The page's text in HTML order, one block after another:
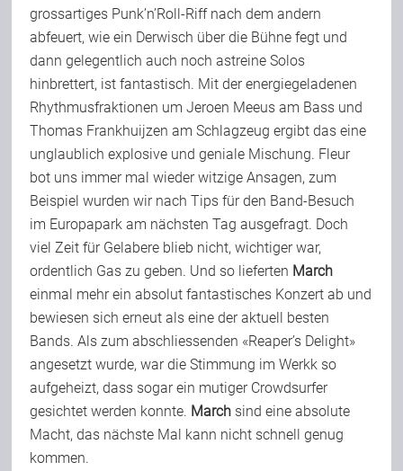
grossartiges Punk’n’Roll-Riff nach dem andern
abfeuert, wie ein Derwisch über die Bühne fegt und
dann gelegentlich auch noch astreine Solos
hinbrettert, ist fantastisch. Mit der energiegeladenen
Rhythmusfraktionen um Jeroen Meeus am Bass und
Thomas Frankhuijzen am Schlagzeug ergibt das eine
unglaublich explosive und geniale Mischung. Fleur
bot uns immer mal wieder witzige Ansagen, zum
Beispiel wurden wir nach Tips für den Band-Besuch
im Europapark am nächsten Tag ausgefragt. Doch
viel Zeit für Gelabere blieb nicht, wichtiger war,
ordentlich Gas zu geben. Und so lieferten March
einmal mehr ein absolut fantastisches Konzert ab und
bewiesen sich erneut als eine der aktuell besten
Bands. Als zum abschliessenden «Reaper’s Delight»
angesetzt wurde, war die Stimmung im Werkk so
aufgeheizt, dass sogar ein mutiger Crowdsurfer
gesichtet werden konnte. March sind eine absolute
Macht, das nächste Mal kann nicht schnell genug
kommen.